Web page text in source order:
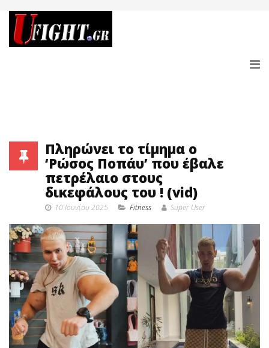
Πληρώνει το τίμημα o
‘Ρώσος Ποπάυ’ που έβαλε
πετρέλαιο στους
δικεφάλους του ! (vid)
10 Ιουνίου 2025 Fitness Super User